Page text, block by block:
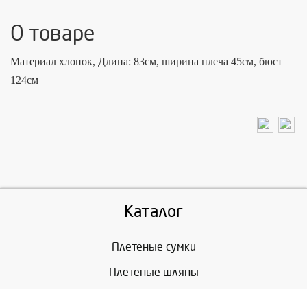
О товаре
Материал хлопок, Длина: 83см, ширина плеча 45см, бюст
124см
Каталог
Плетеные сумки
Плетеные шляпы